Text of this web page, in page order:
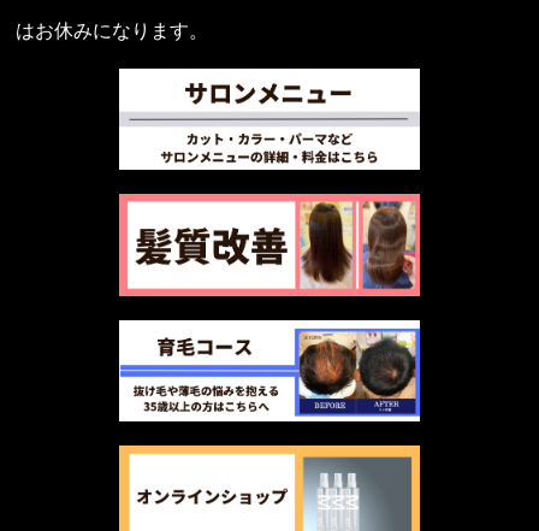
はお休みになります。